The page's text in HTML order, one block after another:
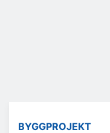
BYGGPROJEKT